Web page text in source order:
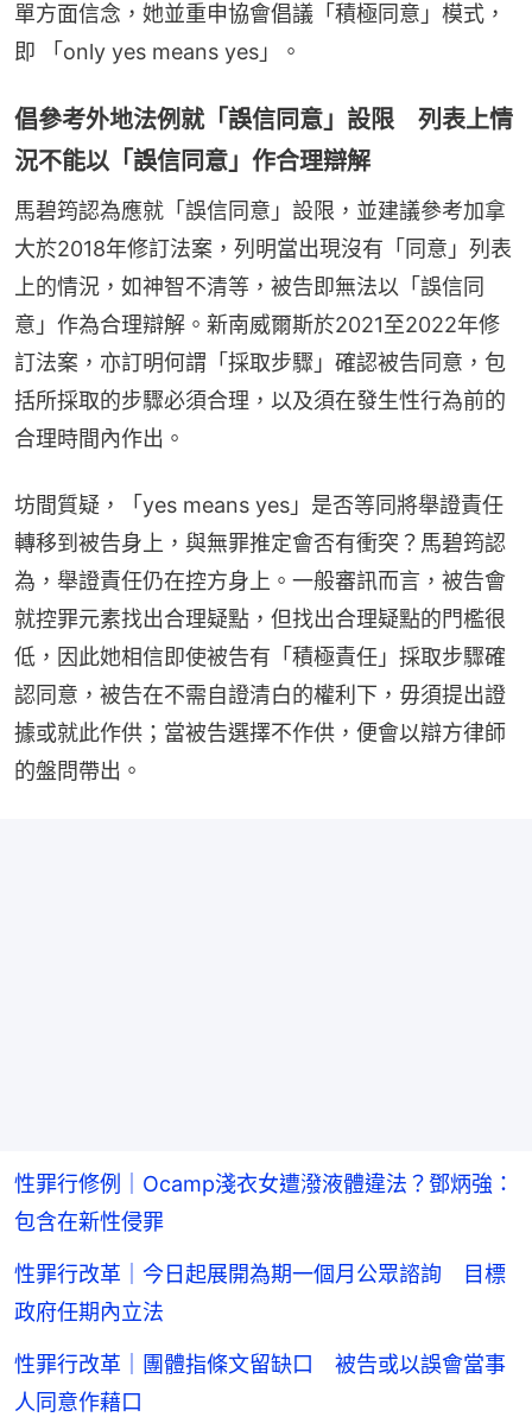
單方面信念，她並重申協會倡議「積極同意」模式，
即 「only yes means yes」。
倡參考外地法例就「誤信同意」設限 列表上情
況不能以「誤信同意」作合理辯解
馬碧筠認為應就「誤信同意」設限，並建議參考加拿
大於2018年修訂法案，列明當出現沒有「同意」列表
上的情況，如神智不清等，被告即無法以「誤信同
意」作為合理辯解。新南威爾斯於2021至2022年修
訂法案，亦訂明何謂「採取步驟」確認被告同意，包
括所採取的步驟必須合理，以及須在發生性行為前的
合理時間內作出。
坊間質疑，「yes means yes」是否等同將舉證責任
轉移到被告身上，與無罪推定會否有衝突？馬碧筠認
為，舉證責任仍在控方身上。一般審訊而言，被告會
就控罪元素找出合理疑點，但找出合理疑點的門檻很
低，因此她相信即使被告有「積極責任」採取步驟確
認同意，被告在不需自證清白的權利下，毋須提出證
據或就此作供；當被告選擇不作供，便會以辯方律師
的盤問帶出。
性罪行修例｜Ocamp淺衣女遭潑液體違法？鄧炳強：
包含在新性侵罪
性罪行改革｜今日起展開為期一個月公眾諮詢 目標
政府任期內立法
性罪行改革｜團體指條文留缺口 被告或以誤會當事
人同意作藉口